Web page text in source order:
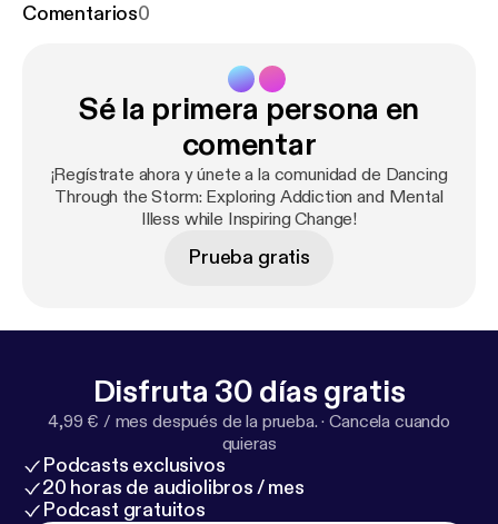
Comentarios0
Sé la primera persona en
comentar
¡Regístrate ahora y únete a la comunidad de Dancing
Through the Storm: Exploring Addiction and Mental
Illess while Inspiring Change!
Prueba gratis
Disfruta 30 días gratis
4,99 € / mes después de la prueba. ·Cancela cuando
quieras
Podcasts exclusivos
20 horas de audiolibros / mes
Podcast gratuitos